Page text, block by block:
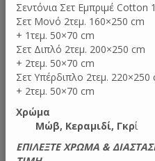
Σεντόνια Σετ Εμπριμέ Cotton
Σετ Moνό 2τεμ. 160×250 cm
+ 1τεμ. 50×70 cm
Σετ Διπλό 2τεμ. 200×250 cm
+ 2τεμ. 50×70 cm
Σετ Υπέρδιπλο 2τεμ. 220×250
+ 2τεμ. 50×70 cm
Χρώμα
Μώβ, Κεραμιδί, Γκρί
ΕΠΙΛΕΞΤΕ ΧΡΩΜΑ &